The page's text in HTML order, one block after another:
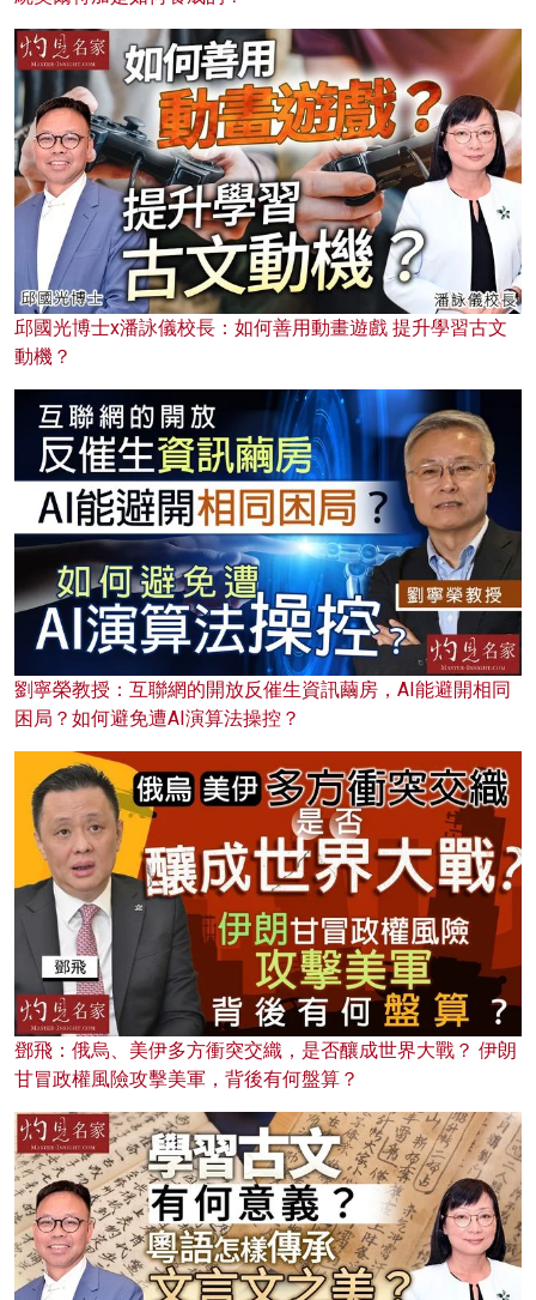
邱國光博士x潘詠儀校長：如何善用動畫遊戲 提升學習古文
動機？
劉寧榮教授：互聯網的開放反催生資訊繭房，AI能避開相同
困局？如何避免遭AI演算法操控？
鄧飛：俄烏、美伊多方衝突交織，是否釀成世界大戰？ 伊朗
甘冒政權風險攻擊美軍，背後有何盤算？